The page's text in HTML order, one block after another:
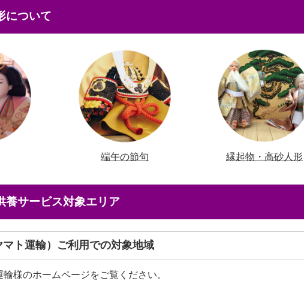
について
端午の節句 縁起物・高砂人形
供養サービス対象エリア
マト運輸）ご利用での対象地域
様のホームページをご覧ください。